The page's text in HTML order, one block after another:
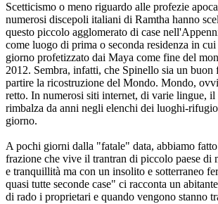
Scetticismo o meno riguardo alle profezie
numerosi discepoli italiani di Ramtha hanno
questo piccolo agglomerato di case
come luogo di prima o seconda residenza in
giorno profetizzato dai Maya come fine del
2012. Sembra, infatti, che Spinello sia un buon
partire la ricostruzione del Mondo. Mondo,
retto. In numerosi siti internet, di varie lingue,
rimbalza da anni negli elenchi dei luoghi-
giorno.
A pochi giorni dalla "fatale" data, abbiamo
frazione che vive il trantran di piccolo paese di
e tranquillità ma con un insolito e sotterraneo
quasi tutte seconde case" ci racconta un
di rado i proprietari e quando vengono stanno